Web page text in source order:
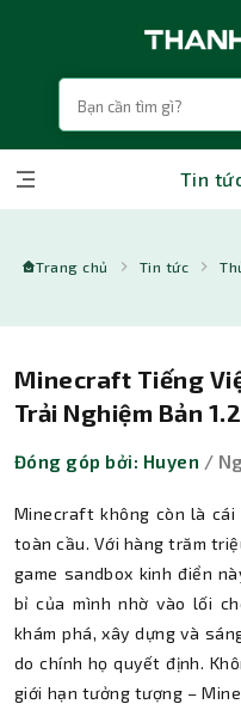
Tin
Trang chủ Tin tức
Minecraft Tiếng
Trải Nghiệm Bản
Đóng góp bởi: Huyen /
Minecraft không còn là
toàn cầu. Với hàng trăm
game sandbox kinh điển
bỉ của mình nhờ vào lối
khám phá, xây dựng và
do chính họ quyết định.
giới hạn tưởng tượng –